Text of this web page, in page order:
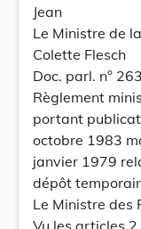
Jean
Le Ministre de
Colette Flesch
Doc. parl. n°
Règlement
portant
octobre 1983
janvier 1979
dépôt
Le Ministre des
Vu les articles